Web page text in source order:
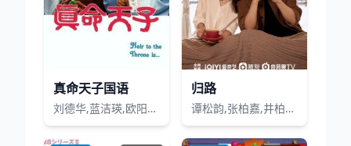
真命天子国语
刘德华,蓝洁瑛,欧阳佩珊,廖启智,周海媚,刘丹,谢贤,鮑翠薇,甘国卫,李海生,李香琴,夏萍,关海山,欧阳震华,李国麟,黎耀祥,吴孟达,朱铁和
归路
谭松韵,张柏嘉,井柏然,李岷城,王皓